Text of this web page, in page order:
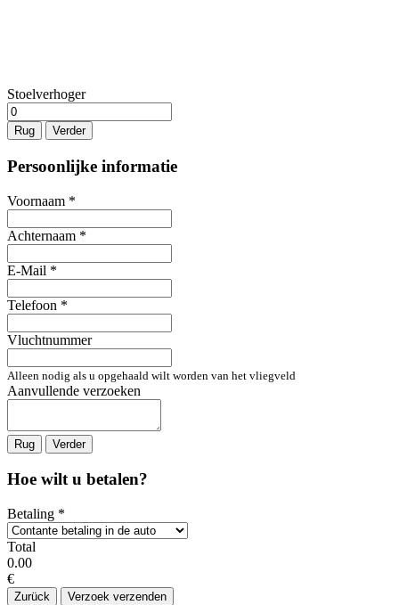
Stoelverhoger
Rug Verder
Persoonlijke informatie
Voornaam *
Achternaam *
E-Mail *
Telefoon *
Vluchtnummer
Alleen nodig als u opgehaald wilt worden van het vliegveld
Aanvullende verzoeken
Rug Verder
Hoe wilt u betalen?
Betaling *
Total
0.00
€
Zurück Verzoek verzenden